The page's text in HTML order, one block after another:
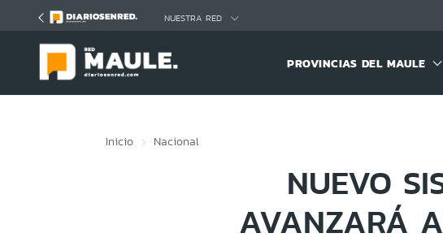
NUESTRA RED
PROVINCIAS DEL MAULE
Inicio Nacional
NUEVO
AVANZARÁ